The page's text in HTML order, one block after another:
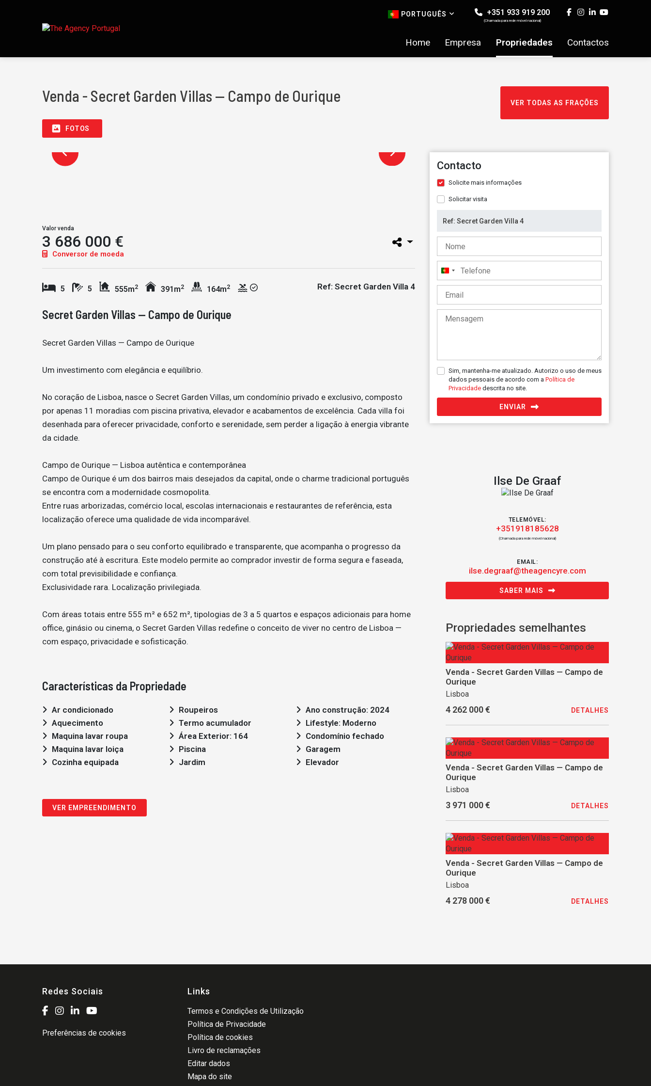
PORTUGUÊS +351 933 919 200
(Chamada para rede móvel nacional)
Home Empresa Propriedades Contactos
Venda - Secret Garden Villas — Campo de Ourique VER TODAS AS FRAÇÕES
FOTOS
Valor venda
3 686 000 €
Conversor de moeda
5 5 555m2 391m2 164m2 Ref: Secret Garden Villa 4
Secret Garden Villas — Campo de Ourique
Secret Garden Villas — Campo de Ourique
Um investimento com elegância e equilíbrio.
No coração de Lisboa, nasce o Secret Garden Villas, um condomínio privado e exclusivo, composto
por apenas 11 moradias com piscina privativa, elevador e acabamentos de excelência. Cada villa foi
desenhada para oferecer privacidade, conforto e serenidade, sem perder a ligação à energia vibrante
da cidade.
Campo de Ourique — Lisboa autêntica e contemporânea
Campo de Ourique é um dos bairros mais desejados da capital, onde o charme tradicional português
se encontra com a modernidade cosmopolita.
Entre ruas arborizadas, comércio local, escolas internacionais e restaurantes de referência, esta
localização oferece uma qualidade de vida incomparável.
Um plano pensado para o seu conforto equilibrado e transparente, que acompanha o progresso da
construção até à escritura. Este modelo permite ao comprador investir de forma segura e faseada,
com total previsibilidade e confiança.
Exclusividade rara. Localização privilegiada.
Com áreas totais entre 555 m² e 652 m², tipologias de 3 a 5 quartos e espaços adicionais para home
office, ginásio ou cinema, o Secret Garden Villas redefine o conceito de viver no centro de Lisboa —
com espaço, privacidade e sofisticação.
Características da Propriedade
Ar condicionado
Aquecimento
Maquina lavar roupa
Maquina lavar loiça
Cozinha equipada
Roupeiros
Termo acumulador
Área Exterior: 164
Piscina
Jardim
Ano construção: 2024
Lifestyle: Moderno
Condomínio fechado
Garagem
Elevador
VER EMPREENDIMENTO
Contacto
Solicite mais informações
Solicitar visita
Portugal
+351
Sim, mantenha-me atualizado. Autorizo o uso de meus
dados pessoais de acordo com a Política de
Privacidade descrita no site.
ENVIAR
Ilse De Graaf
TELEMÓVEL:
+351918185628
(Chamada para rede móvel nacional)
EMAIL:
ilse.degraaf@theagencyre.com
SABER MAIS
Propriedades semelhantes
Venda - Secret Garden Villas — Campo de
Ourique
Lisboa
4 262 000 € DETALHES
Venda - Secret Garden Villas — Campo de
Ourique
Lisboa
3 971 000 € DETALHES
Venda - Secret Garden Villas — Campo de
Ourique
Lisboa
4 278 000 € DETALHES
Redes Sociais
Preferências de cookies
Links
Termos e Condições de Utilização
Política de Privacidade
Política de cookies
Livro de reclamações
Editar dados
Mapa do site